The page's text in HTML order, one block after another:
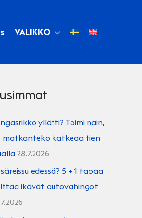
VALIKKO
yllätti? Toimi näin,
matkanteko katkeaa tien
28.7.2026
edessä? 5 + 1 tapaa
ikävät autovahingot